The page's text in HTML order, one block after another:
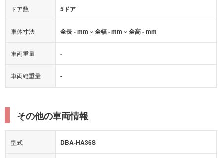
ドア数 5ドア
車体寸法 全長 - mm × 全幅 - mm × 全高 - mm
車両重量 -
車両総重量 -
その他の車両情報
型式 DBA-HA36S